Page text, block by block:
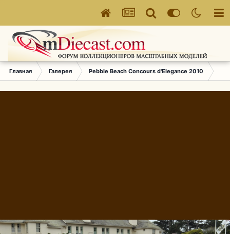
Главная Галерея Pebble Beach Concours d'Elegance 2010